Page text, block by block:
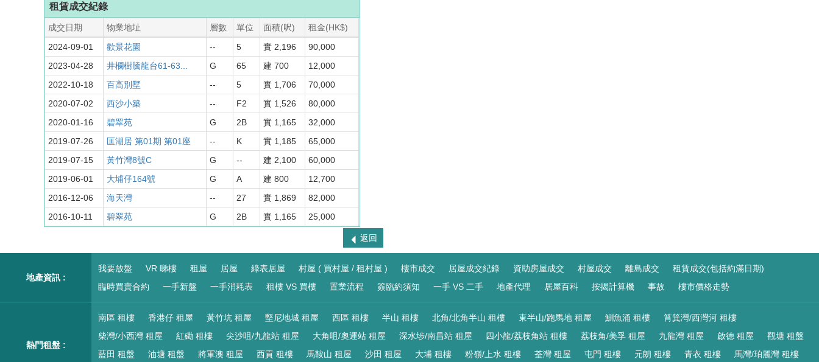
租賃成交紀錄
成交日期 物業地址 層數 單位 面積(呎)
租金(HK$)
2024-09-01
歡景花園 -- 5 實 2,196
90,000
2023-04-28
井欄樹騰龍台61-63... G 65 建 700
12,000
2022-10-18
百高別墅 -- 5 實 1,706
70,000
2020-07-02
西沙小築 -- F2 實 1,526
80,000
2020-01-16
碧翠苑 G 2B 實 1,165
32,000
2019-07-26
匡湖居 第01期 第01座 -- K 實 1,185
65,000
2019-07-15
黃竹灣8號C G -- 建 2,100
60,000
2019-06-01
大埔仔164號 G A 建 800
12,700
2016-12-06
海天灣 -- 27 實 1,869
82,000
2016-10-11
碧翠苑 G 2B 實 1,165 25,000
返回
地產資訊 :
我要放盤 VR 睇樓 租屋 居屋 綠表居屋 村屋 ( 買村屋 / 租村屋 ) 樓市成交 居屋成交紀錄 資助房屋成交 村屋成交 離島成交
租賃成交(包括約滿日期)
臨時買賣合約
一手新盤 一手消耗表 租樓 VS 買樓 置業流程 簽臨約須知 一手 VS 二手 地產代理 居屋百科 按揭計算機 事故 樓市價格走勢
熱門租盤 :
南區 租樓 香港仔 租屋 黃竹坑 租屋 堅尼地城 租屋 西區 租樓 半山 租樓 北角/北角半山 租樓 東半山/跑馬地 租屋 鰂魚涌 租樓
筲箕灣/西灣河 租樓
柴灣/小西灣 租屋
紅磡 租樓 尖沙咀/九龍站 租屋 大角咀/奧運站 租屋 深水埗/南昌站 租屋 四小龍/荔枝角站 租樓 荔枝角/美孚 租屋 九龍灣 租屋 啟德 租屋
觀塘 租盤
藍田 租盤
油塘 租盤 將軍澳 租屋 西貢 租樓 馬鞍山 租屋 沙田 租屋 大埔 租樓 粉嶺/上水 租樓 荃灣 租屋 屯門 租樓 元朗 租樓 青衣 租樓
馬灣/珀麗灣 租樓